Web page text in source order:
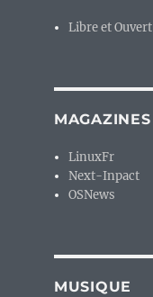
Libre et Ouvert
MAGAZINES
LinuxFr
Next-Inpact
OSNews
MUSIQUE